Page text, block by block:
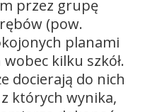
przez grupę
(pow.
planami
kilku szkół.
docierają do nich
których wynika,